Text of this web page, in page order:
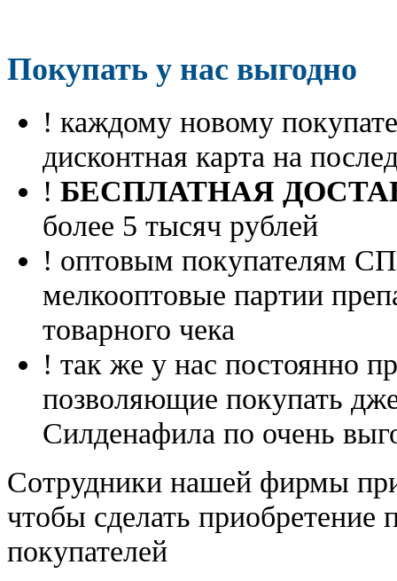
Покупать у нас выгодно
! каждому новому
дисконтная карта на
! БЕСПЛАТНАЯ
более 5 тысяч рублей
! оптовым покупателям
мелкооптовые партии
товарного чека
! так же у нас постоянно
позволяющие покупать
Силденафила по очень
Cотрудники нашей фирмы
чтобы сделать приобретение
покупателей